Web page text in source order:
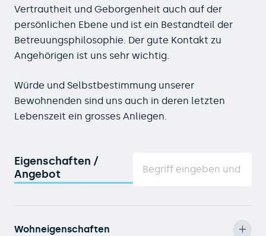
Vertrautheit und Geborgenheit auch auf der
persönlichen Ebene und ist ein Bestandteil der
Betreuungsphilosophie. Der gute Kontakt zu
Angehörigen ist uns sehr wichtig.
Würde und Selbstbestimmung unserer
Bewohnenden sind uns auch in deren letzten
Lebenszeit ein grosses Anliegen.
Eigenschaften /
Angebot
Wohneigenschaften